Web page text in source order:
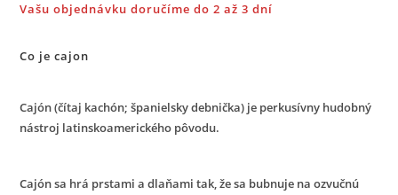
Vašu objednávku doručíme do 2 až 3 dní
Co je cajon
Cajón (čítaj kachón; španielsky debnička) je perkusívny hudobný
nástroj latinskoamerického pôvodu.
Cajón sa hrá prstami a dlaňami tak, že sa bubnuje na ozvučnú